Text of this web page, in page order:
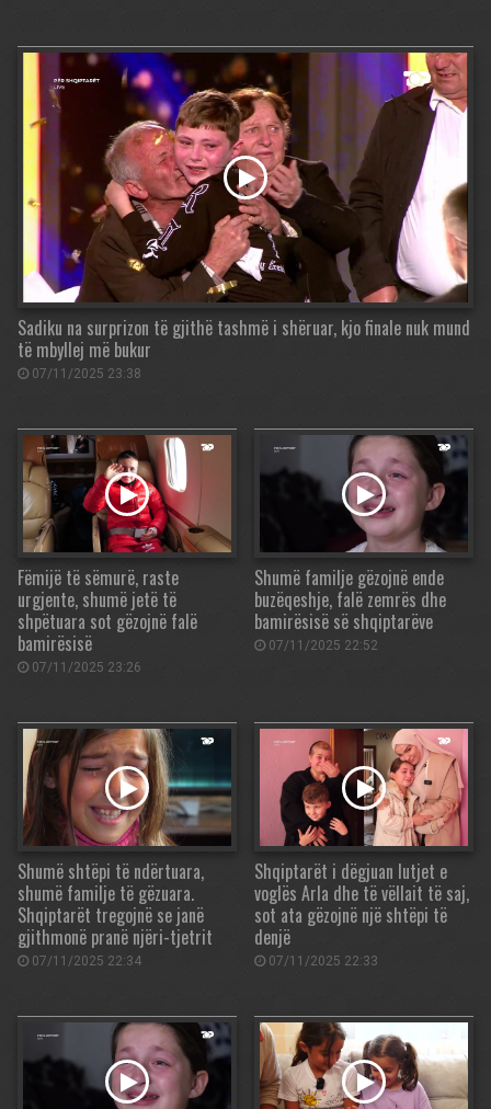
Sadiku na surprizon të gjithë tashmë i shëruar, kjo finale nuk mund
të mbyllej më bukur
07/11/2025 23:38
Fëmijë të sëmurë, raste
urgjente, shumë jetë të
shpëtuara sot gëzojnë falë
bamirësisë
07/11/2025 23:26
Shumë familje gëzojnë ende
buzëqeshje, falë zemrës dhe
bamirësisë së shqiptarëve
07/11/2025 22:52
Shumë shtëpi të ndërtuara,
shumë familje të gëzuara.
Shqiptarët tregojnë se janë
gjithmonë pranë njëri-tjetrit
07/11/2025 22:34
Shqiptarët i dëgjuan lutjet e
voglës Arla dhe të vëllait të saj,
sot ata gëzojnë një shtëpi të
denjë
07/11/2025 22:33